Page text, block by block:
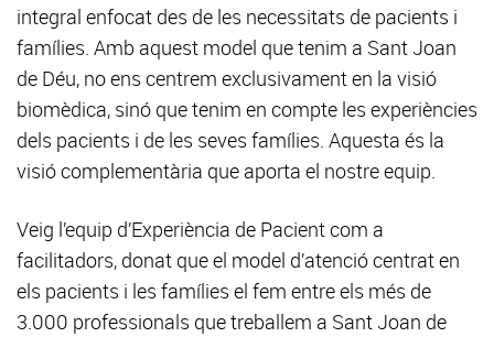
integral enfocat des de les necessitats de pacients i
famílies. Amb aquest model que tenim a Sant Joan
de Déu, no ens centrem exclusivament en la visió
biomèdica, sinó que tenim en compte les experiències
dels pacients i de les seves famílies. Aquesta és la
visió complementària que aporta el nostre equip.
Veig l’equip d’Experiència de Pacient com a
facilitadors, donat que el model d’atenció centrat en
els pacients i les famílies el fem entre els més de
3.000 professionals que treballem a Sant Joan de